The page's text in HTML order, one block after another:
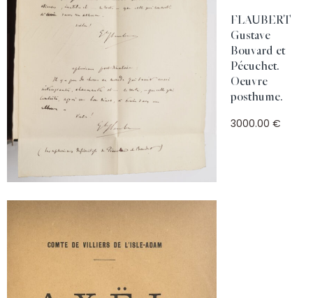
FLAUBERT
Gustave
Bouvard et
Pécuchet.
Oeuvre
posthume.
3000.00 €